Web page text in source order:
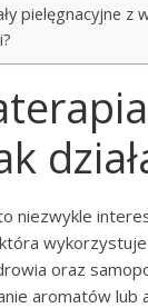
pielęgnacyjne z
niezwykle
wykorzystuje
oraz
aromatów lub